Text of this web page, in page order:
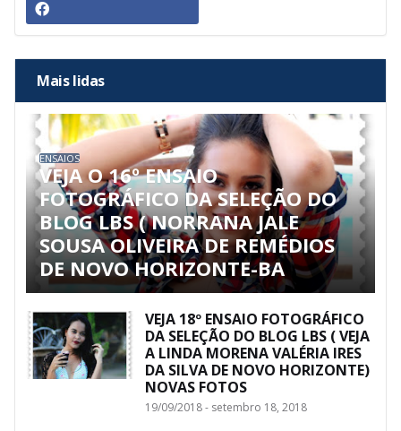
Mais lidas
ENSAIOS
VEJA O 16º ENSAIO
FOTOGRÁFICO DA SELEÇÃO DO
BLOG LBS ( NORRANA JALE
SOUSA OLIVEIRA DE REMÉDIOS
DE NOVO HORIZONTE-BA
VEJA 18º ENSAIO FOTOGRÁFICO
DA SELEÇÃO DO BLOG LBS ( VEJA
A LINDA MORENA VALÉRIA IRES
DA SILVA DE NOVO HORIZONTE)
NOVAS FOTOS
19/09/2018 - setembro 18, 2018